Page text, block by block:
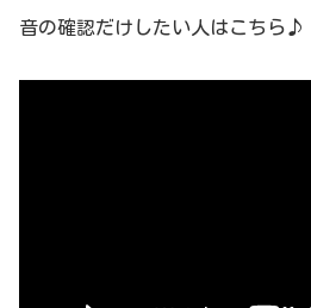
音の確認だけしたい人はこちら♪